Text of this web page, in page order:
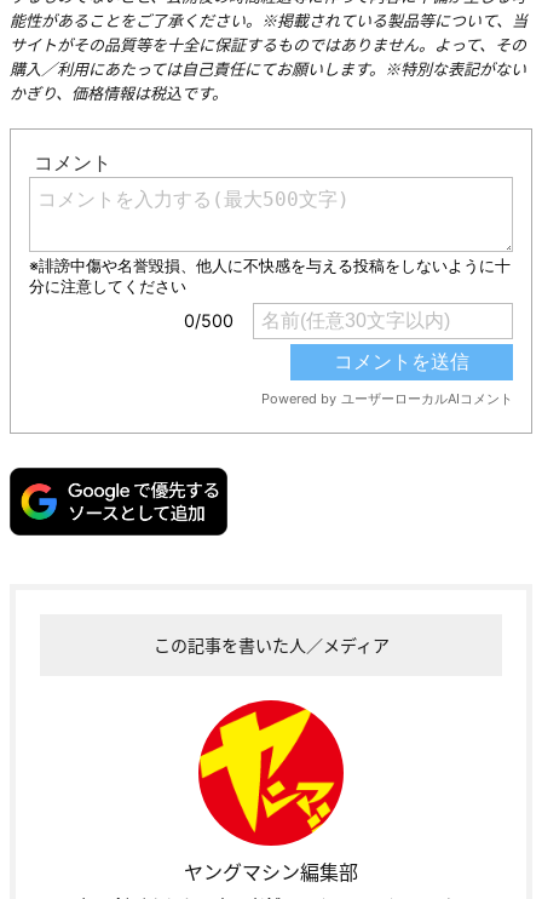
能性があることをご了承ください。※掲載されている製品等について、当
サイトがその品質等を十全に保証するものではありません。よって、その
購入／利用にあたっては自己責任にてお願いします。※特別な表記がない
かぎり、価格情報は税込です。
この記事を書いた人／メディア
ヤングマシン編集部